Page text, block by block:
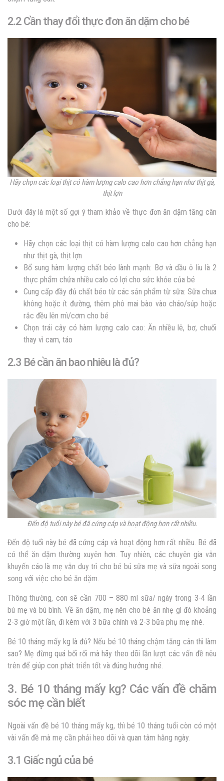
2.2 Cần thay đổi thực đơn ăn dặm cho bé
Hãy chọn các loại thịt có hàm lượng calo cao hơn chẳng hạn như thịt gà,
thịt lợn
Dưới đây là một số gợi ý tham khảo về thực đơn ăn dặm tăng cân
cho bé:
Hãy chọn các loại thịt có hàm lượng calo cao hơn chẳng hạn
như thịt gà, thịt lợn
Bổ sung hàm lượng chất béo lành mạnh: Bơ và dầu ô liu là 2
thực phẩm chứa nhiều calo có lợi cho sức khỏe của bé
Cung cấp đầy đủ chất béo từ các sản phẩm từ sữa: Sữa chua
không hoặc ít đường, thêm phô mai bào vào cháo/súp hoặc
rắc đều lên mì/cơm cho bé
Chọn trái cây có hàm lượng calo cao: Ăn nhiều lê, bơ, chuối
thay vì cam, táo
2.3 Bé cần ăn bao nhiêu là đủ?
Đến độ tuổi này bé đã cứng cáp và hoạt động hơn rất nhiều.
Đến độ tuổi này bé đã cứng cáp và hoạt động hơn rất nhiều. Bé đã
có thể ăn dặm thường xuyên hơn. Tuy nhiên, các chuyên gia vẫn
khuyến cáo là mẹ vẫn duy trì cho bé bú sữa mẹ và sữa ngoài song
song với việc cho bé ăn dặm.
Thông thường, con sẽ cần 700 – 880 ml sữa/ ngày trong 3-4 lần
bú mẹ và bú bình. Về ăn dặm, mẹ nên cho bé ăn nhẹ gì đó khoảng
2-3 giờ một lần, đi kèm với 3 bữa chính và 2-3 bữa phụ mẹ nhé.
Bé 10 tháng mấy kg là đủ? Nếu bé 10 tháng chậm tăng cân thì làm
sao? Mẹ đừng quá bối rối mà hãy theo dõi lần lượt các vấn đề nêu
trên để giúp con phát triển tốt và đúng hướng nhé.
3. Bé 10 tháng mấy kg? Các vấn đề chăm
sóc mẹ cần biết
Ngoài vấn đề bé 10 tháng mấy kg, thì bé 10 tháng tuổi còn có một
vài vấn đề mà mẹ cần phải heo dõi và quan tâm hằng ngày.
3.1 Giấc ngủ của bé